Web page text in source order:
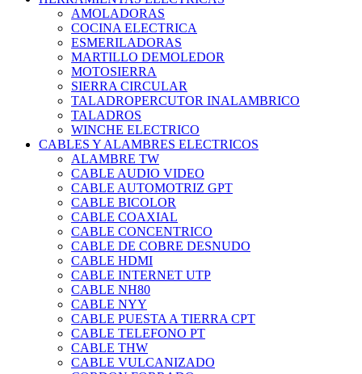
AMOLADORAS
COCINA ELECTRICA
ESMERILADORAS
MARTILLO DEMOLEDOR
MOTOSIERRA
SIERRA CIRCULAR
TALADROPERCUTOR INALAMBRICO
TALADROS
WINCHE ELECTRICO
CABLES Y ALAMBRES ELECTRICOS
ALAMBRE TW
CABLE AUDIO VIDEO
CABLE AUTOMOTRIZ GPT
CABLE BICOLOR
CABLE COAXIAL
CABLE CONCENTRICO
CABLE DE COBRE DESNUDO
CABLE HDMI
CABLE INTERNET UTP
CABLE NH80
CABLE NYY
CABLE PUESTA A TIERRA CPT
CABLE TELEFONO PT
CABLE THW
CABLE VULCANIZADO